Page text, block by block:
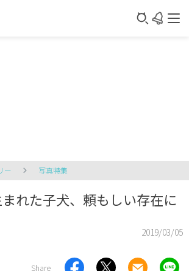
ー 写真特集
れた子犬、頼もしい存在に
2019/03/05
Share